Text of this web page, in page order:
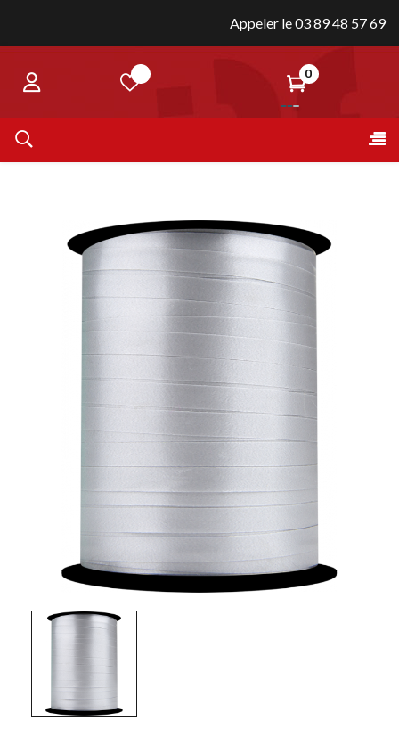
Appeler le 03 89 48 57 69
0
la
☰